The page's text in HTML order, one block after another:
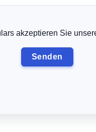
akzeptieren Sie